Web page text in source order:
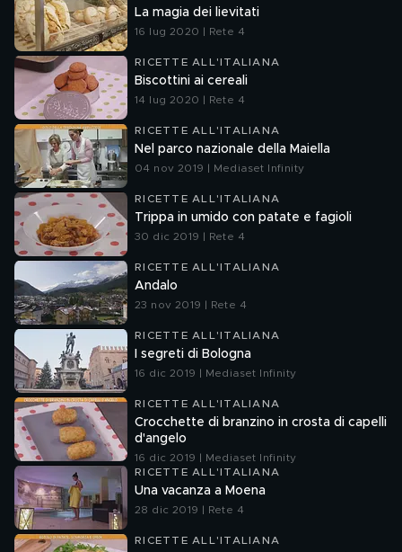
La magia dei lievitati
16 lug 2020 | Rete 4
RICETTE ALL'ITALIANA
Biscottini ai cereali
14 lug 2020 | Rete 4
RICETTE ALL'ITALIANA
Nel parco nazionale della Maiella
04 nov 2019 | Mediaset Infinity
RICETTE ALL'ITALIANA
Trippa in umido con patate e fagioli
30 dic 2019 | Rete 4
RICETTE ALL'ITALIANA
Andalo
23 nov 2019 | Rete 4
RICETTE ALL'ITALIANA
I segreti di Bologna
16 dic 2019 | Mediaset Infinity
RICETTE ALL'ITALIANA
Crocchette di branzino in crosta di capelli
d'angelo
16 dic 2019 | Mediaset Infinity
RICETTE ALL'ITALIANA
Una vacanza a Moena
28 dic 2019 | Rete 4
RICETTE ALL'ITALIANA